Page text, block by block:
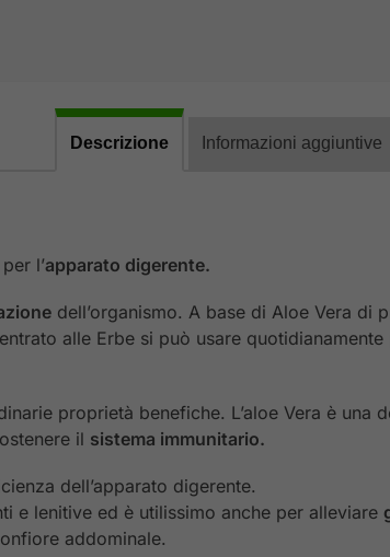
Descrizione Informazioni aggiuntive
l’apparato digerente.
dell’organismo. A base di Aloe Vera di
alle Erbe si può usare
proprietà benefiche. L’aloe Vera è una
il sistema immunitario.
dell’apparato digerente.
e lenitive ed è utilissimo anche per alleviare
addominale.